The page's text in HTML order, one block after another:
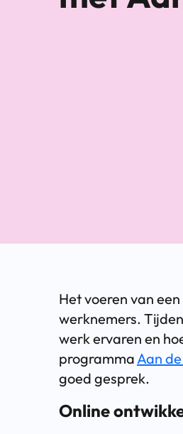
Het voeren van
werknemers.
werk ervaren en
programma Aan
goed gesprek.
Online